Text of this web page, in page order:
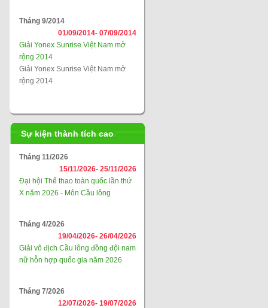
Tháng 9/2014
01/09/2014- 07/09/2014
Giải Yonex Sunrise Việt Nam mở
rộng 2014
Giải Yonex Sunrise Việt Nam mở
rộng 2014
Sự kiện thành tích cao
Tháng 11/2026
15/11/2026- 25/11/2026
Đại hội Thể thao toàn quốc lần thứ
X năm 2026 - Môn Cầu lông
Tháng 4/2026
19/04/2026- 26/04/2026
Giải vô địch Cầu lông đồng đội nam
nữ hỗn hợp quốc gia năm 2026
Tháng 7/2026
12/07/2026- 19/07/2026